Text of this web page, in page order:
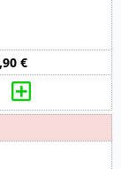
€